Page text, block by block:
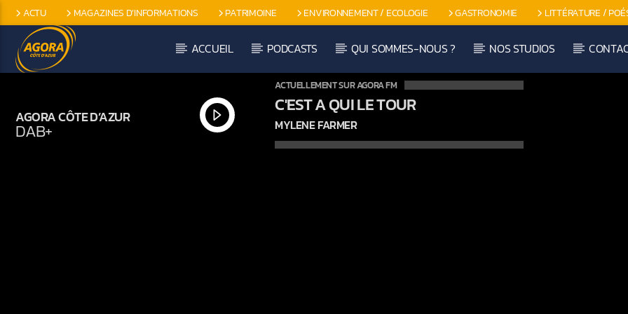
ACTU MAGAZINES D’INFORMATIONS PATRIMOINE ENVIRONNEMENT / ECOLOGIE GASTRONOMIE LITTÉRATURE /
EMISSIONS SPÉCIFIQUES
ACCUEIL PODCASTS QUI SOMMES-NOUS ? NOS STUDIOS
AGORA CÔTE D’AZUR
DAB+
ACTUELLEMENT SUR AGORA FM
C'EST A QUI LE TOUR
MYLENE FARMER